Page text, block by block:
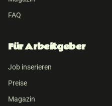
FAQ
Für Arbeitgeber
Job inserieren
Preise
Magazin